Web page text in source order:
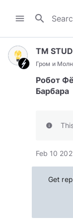
menu search
TM
Гром и
Робот
Барбара
info
Feb 10
Get